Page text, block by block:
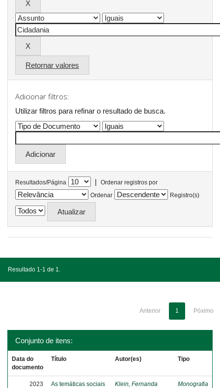
Retornar valores
Adicionar filtros:
Utilizar filtros para refinar o resultado de busca.
Resultados/Página |
Ordenar registros por
Ordenar
Registro(s)
Resultado 1-1 de 1.
Anterior 1 Póximo
Conjunto de itens:
Data do
documento
Título Autor(es) Tipo
2023
As temáticas sociais
Klein, Fernanda Monografia